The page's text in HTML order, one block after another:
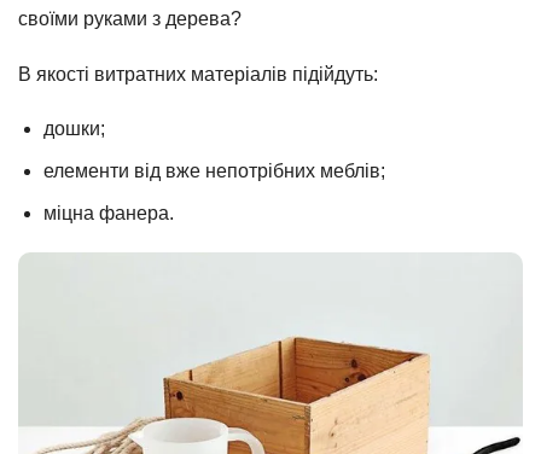
своїми руками з дерева?
В якості витратних матеріалів підійдуть:
дошки;
елементи від вже непотрібних меблів;
міцна фанера.